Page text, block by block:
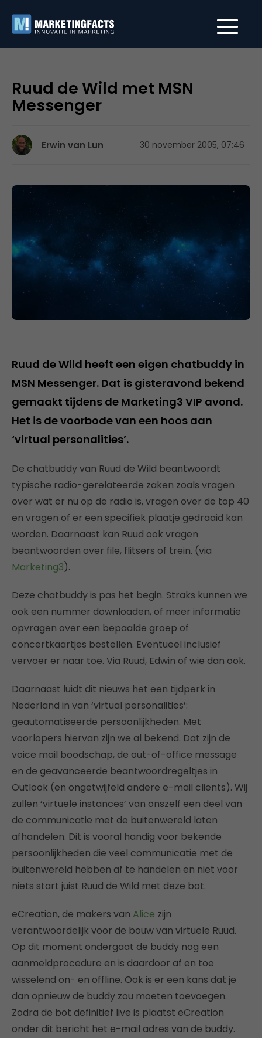
Ruud de Wild met MSN
Messenger
Erwin van Lun 30 november 2005, 07:46
Ruud de Wild heeft een eigen chatbuddy in
MSN Messenger. Dat is gisteravond bekend
gemaakt tijdens de Marketing3 VIP avond.
Het is de voorbode van een hoos aan
‘virtual personalities’.
De chatbuddy van Ruud de Wild beantwoordt
typische radio-gerelateerde zaken zoals vragen
over wat er nu op de radio is, vragen over de top 40
en vragen of er een specifiek plaatje gedraaid kan
worden. Daarnaast kan Ruud ook vragen
beantwoorden over file, flitsers of trein. (via
Marketing3).
Deze chatbuddy is pas het begin. Straks kunnen we
ook een nummer downloaden, of meer informatie
opvragen over een bepaalde groep of
concertkaartjes bestellen. Eventueel inclusief
vervoer er naar toe. Via Ruud, Edwin of wie dan ook.
Daarnaast luidt dit nieuws het een tijdperk in
Nederland in van ‘virtual personalities’:
geautomatiseerde persoonlijkheden. Met
voorlopers hiervan zijn we al bekend. Dat zijn de
voice mail boodschap, de out-of-office message
en de geavanceerde beantwoordregeltjes in
Outlook (en ongetwijfeld andere e-mail clients). Wij
zullen ‘virtuele instances’ van onszelf een deel van
de communicatie met de buitenwereld laten
afhandelen. Dit is vooral handig voor bekende
persoonlijkheden die veel communicatie met de
buitenwereld hebben af te handelen en niet voor
niets start juist Ruud de Wild met deze bot.
eCreation, de makers van Alice zijn
verantwoordelijk voor de bouw van virtuele Ruud.
Op dit moment ondergaat de buddy nog een
aanmeldprocedure en is daardoor af en toe
wisselend on- en offline. Ook is er een kans dat je
dan opnieuw de buddy zou moeten toevoegen.
Zodra de bot definitief live is plaatst eCreation
onder dit bericht het e-mail adres van de buddy.